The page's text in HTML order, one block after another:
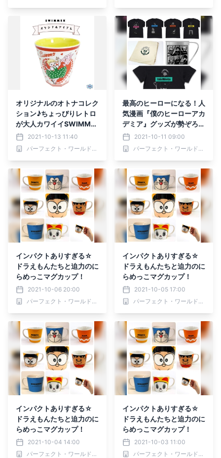
オリジナルのオトナコレク
ション♪ちょっぴりレトロ
が大人カワイイSWIMME
Rのメラミンカップやマス
テ
2021-10-13 11:40
パーフェクト・ワールド株式会社
最高のヒーローになる！人
気漫画『僕のヒーローアカ
デミア』グッズが勢ぞろい
☆あなたの推しキャラは
誰？
2021-10-11 09:00
パーフェクト・ワールド株式会社
インパクトありすぎる☆
ドラえもんたちと迫力のに
らめっこマグカップ！
2021-10-06 20:00
パーフェクト・ワールド株式会社
インパクトありすぎる☆
ドラえもんたちと迫力のに
らめっこマグカップ！
2021-10-05 17:00
パーフェクト・ワールド株式会社
インパクトありすぎる☆
ドラえもんたちと迫力のに
らめっこマグカップ！
2021-10-04 14:00
パーフェクト・ワールド株式会社
インパクトありすぎる☆
ドラえもんたちと迫力のに
らめっこマグカップ！
2021-10-03 11:00
パーフェクト・ワールド株式会社